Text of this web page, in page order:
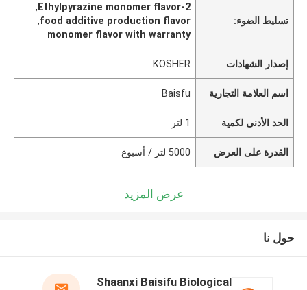
تسليط الضوء:
2-Ethylpyrazine monomer flavor
,
food additive production flavor
,
monomer flavor with warranty
إصدار الشهادات KOSHER
اسم العلامة التجارية Baisfu
الحد الأدنى لكمية 1 لتر
القدرة على العرض 5000 لتر / أسبوع
عرض المزيد
حول نا
Shaanxi Baisifu Biological